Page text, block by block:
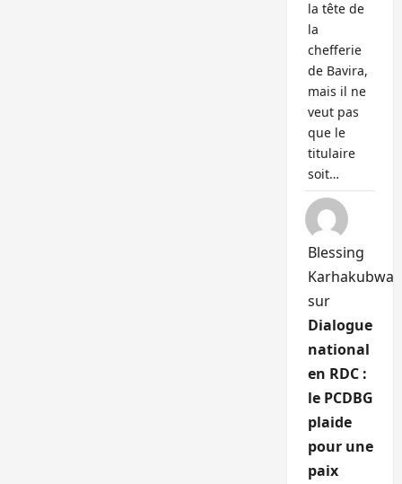
la tête de
la
chefferie
de Bavira,
mais il ne
veut pas
que le
titulaire
soit…
Blessing
Karhakubwa
sur
Dialogue
national
en RDC :
le PCDBG
plaide
pour une
paix